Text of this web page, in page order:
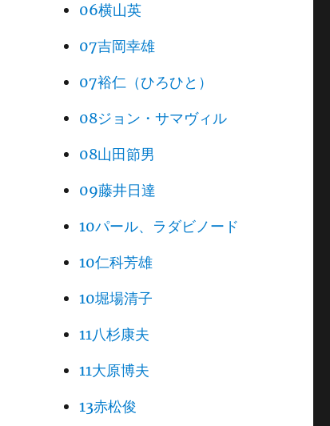
06横山英
07吉岡幸雄
07裕仁（ひろひと）
08ジョン・サマヴィル
08山田節男
09藤井日達
10パール、ラダビノード
10仁科芳雄
10堀場清子
11八杉康夫
11大原博夫
13赤松俊